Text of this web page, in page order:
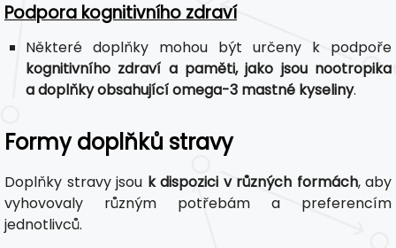
Podpora kognitivního zdraví
Některé doplňky mohou být určeny k podpoře
kognitivního zdraví a paměti, jako jsou nootropika
a doplňky obsahující omega-3 mastné kyseliny.
Formy doplňků stravy
Doplňky stravy jsou k dispozici v různých formách, aby
vyhovovaly různým potřebám a preferencím
jednotlivců.